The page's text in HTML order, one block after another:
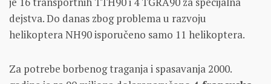
dejstva. Do danas zbog problema u razvoju
helikoptera NH90 isporučeno samo 11 helikoptera.
Za potrebe borbenog traganja i spasavanja 2000.